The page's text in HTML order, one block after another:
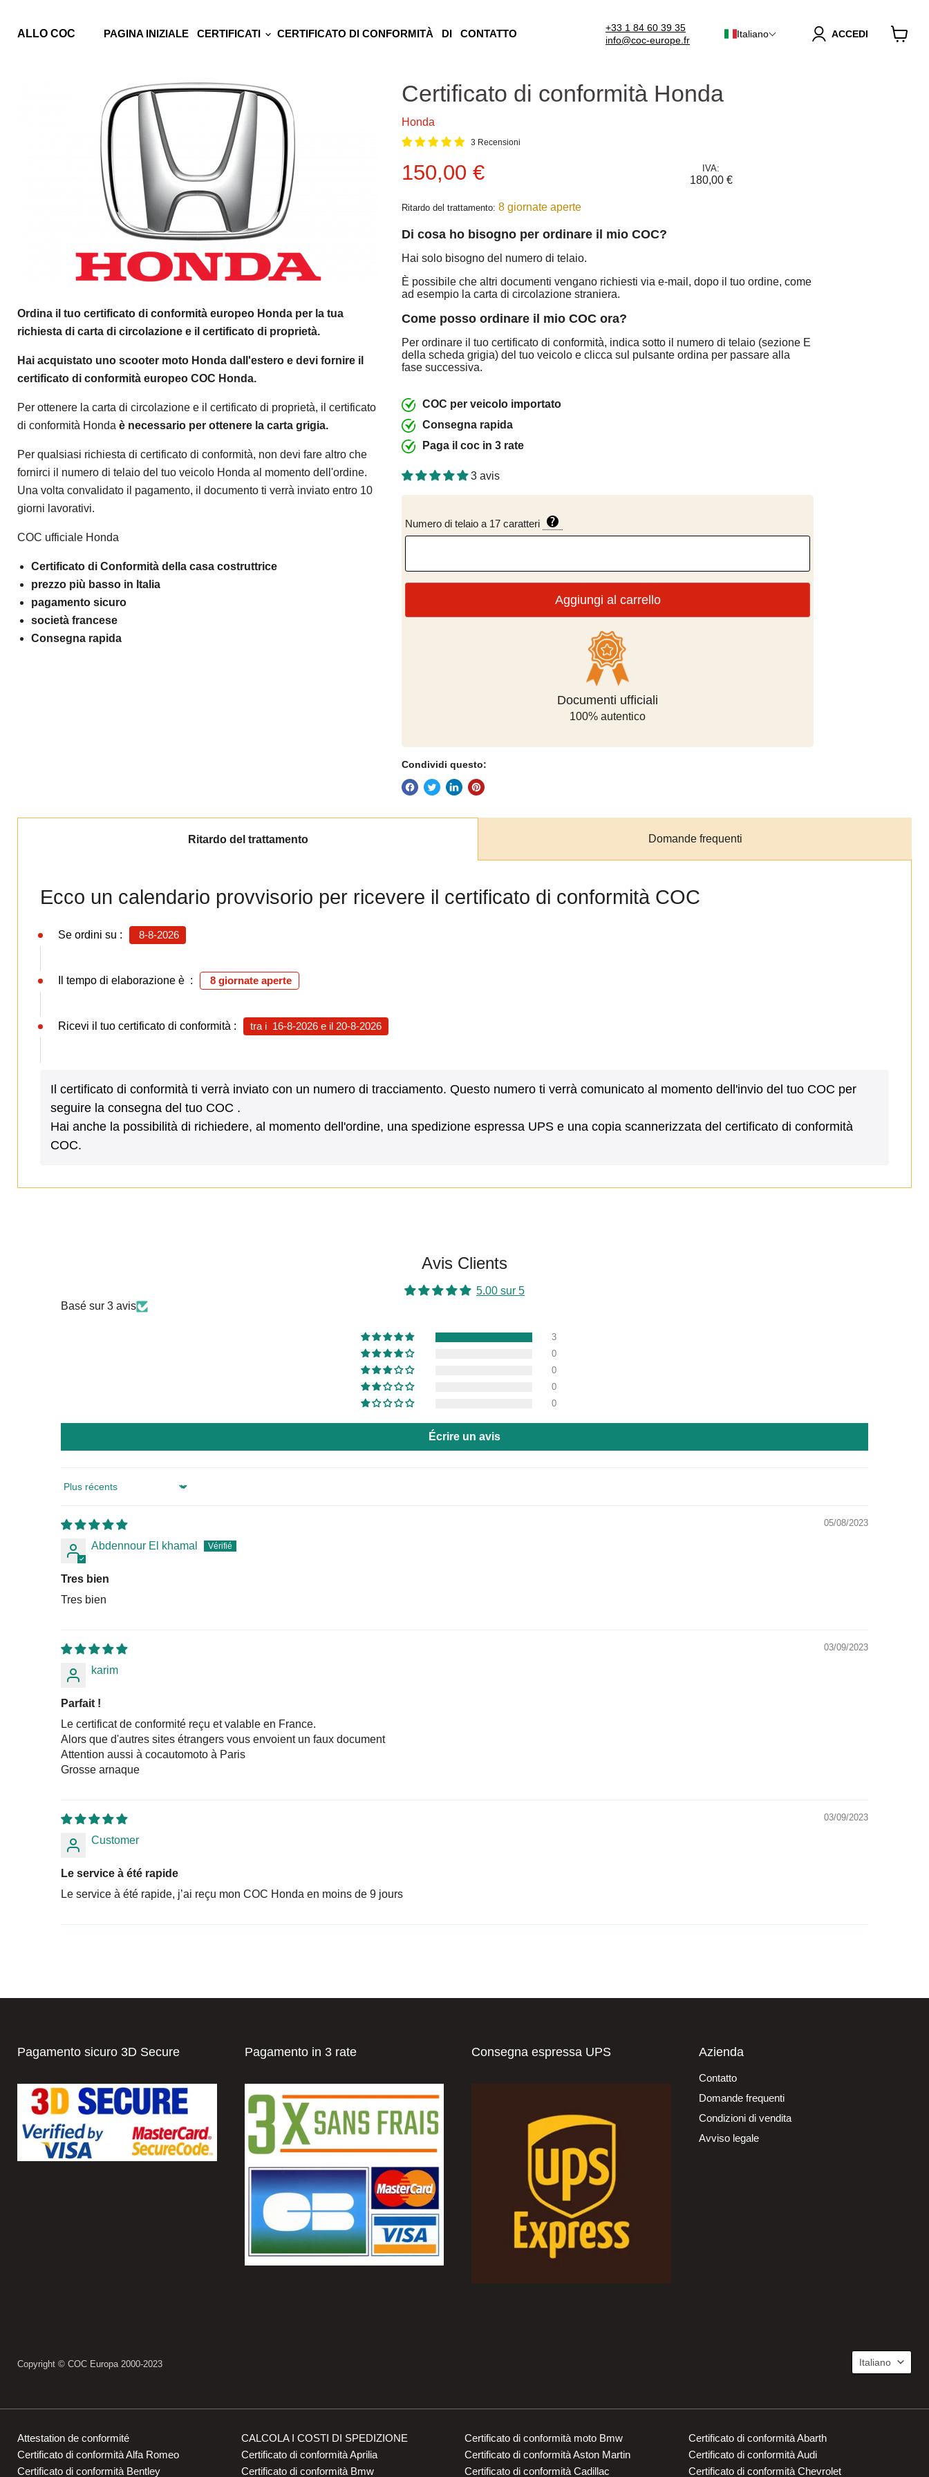
ALLO COC PAGINA INIZIALE CERTIFICATI CERTIFICATO DI CONFORMITÀ DI CONTATTO
+33 1 84 60 39 35
info@coc-europe.fr
Italiano ACCEDI
Ordina il tuo certificato di conformità europeo Honda per la tua
richiesta di carta di circolazione e il certificato di proprietà.
Hai acquistato uno scooter moto Honda dall'estero e devi fornire il
certificato di conformità europeo COC Honda.
Per ottenere la carta di circolazione e il certificato di proprietà, il certificato
di conformità Honda è necessario per ottenere la carta grigia.
Per qualsiasi richiesta di certificato di conformità, non devi fare altro che
fornirci il numero di telaio del tuo veicolo Honda al momento dell'ordine.
Una volta convalidato il pagamento, il documento ti verrà inviato entro 10
giorni lavorativi.
COC ufficiale Honda
Certificato di Conformità della casa costruttrice
prezzo più basso in Italia
pagamento sicuro
società francese
Consegna rapida
Certificato di conformità Honda
Honda
3 Recensioni
Prezzo attuale
150,00 € IVA:
180,00 €
Ritardo del trattamento:8 giornate aperte
Di cosa ho bisogno per ordinare il mio COC?
Hai solo bisogno del numero di telaio.
È possibile che altri documenti vengano richiesti via e-mail, dopo il tuo ordine, come
ad esempio la carta di circolazione straniera.
Come posso ordinare il mio COC ora?
Per ordinare il tuo certificato di conformità, indica sotto il numero di telaio (sezione E
della scheda grigia) del tuo veicolo e clicca sul pulsante ordina per passare alla
fase successiva.
COC per veicolo importato
Consegna rapida
Paga il coc in 3 rate
3 avis
Numero di telaio a 17 caratteri
Aggiungi al carrello
Modalità di pagamento
sicuro
Condividi questo:
Ritardo del trattamento
Ecco un calendario provvisorio per ricevere il certificato di conformità COC
Se ordini su : 8-8-2026
Il tempo di elaborazione è : 8 giornate aperte
Ricevi il tuo certificato di conformità : tra i 16-8-2026 e il 20-8-2026
Il certificato di conformità ti verrà inviato con un numero di tracciamento. Questo numero ti verrà comunicato al momento dell'invio del tuo COC per
seguire la consegna del tuo COC .
Hai anche la possibilità di richiedere, al momento dell'ordine, una spedizione espressa UPS e una copia scannerizzata del certificato di conformità
COC.
Domande frequenti
Avis Clients
5.00 sur 5
Basé sur 3 avis
3
0
0
0
0
Écrire un avis
Sort by
05/08/2023
Abdennour El khamal
Tres bien
Tres bien
03/09/2023
karim
Parfait !
Le certificat de conformité reçu et valable en France.
Alors que d'autres sites étrangers vous envoient un faux document
Attention aussi à cocautomoto à Paris
Grosse arnaque
03/09/2023
Customer
Le service à été rapide
Le service à été rapide, j’ai reçu mon COC Honda en moins de 9 jours
Pagamento sicuro 3D Secure Pagamento in 3 rate Consegna espressa UPS Azienda
Contatto
Domande frequenti
Condizioni di vendita
Avviso legale
Copyright © COC Europa 2000-2023 Lingua
Italiano
Attestation de conformité CALCOLA I COSTI DI SPEDIZIONE Certificato di conformità moto Bmw
Certificato di conformità Abarth
Certificato di conformità Alfa Romeo
Certificato di conformità Aprilia Certificato di conformità Aston Martin
Certificato di conformità Audi
Certificato di conformità Bentley
Certificato di conformità Bmw Certificato di conformità Cadillac Certificato di conformità Chevrolet